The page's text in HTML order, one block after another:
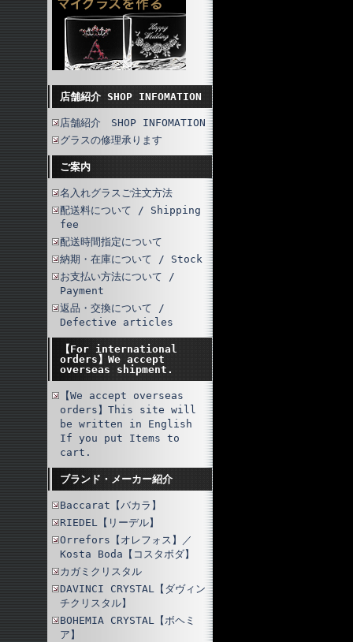
店舗紹介 SHOP INFOMATION
店舗紹介 SHOP INFOMATION
グラスの修理承ります
ご案内
名入れグラスご注文方法
配送料について / Shipping
fee
配送時間指定について
納期・在庫について / Stock
お支払い方法について /
Payment
返品・交換について /
Defective articles
【For international
orders】We accept
overseas shipment.
【We accept overseas
orders】This site will
be written in English
If you put Items to
cart.
ブランド・メーカー紹介
Baccarat【バカラ】
RIEDEL【リーデル】
Orrefors【オレフォス】／
Kosta Boda【コスタボダ】
カガミクリスタル
DAVINCI CRYSTAL【ダヴィン
チクリスタル】
BOHEMIA CRYSTAL【ボヘミ
ア】